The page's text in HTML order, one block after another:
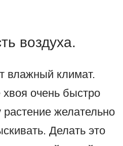
воздуха.
влажный климат.
очень быстро
желательно
Делать это